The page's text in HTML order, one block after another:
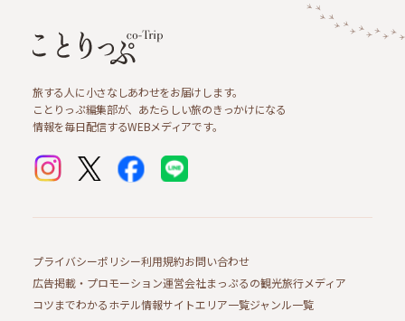
旅する人に小さなしあわせをお届けします。
ことりっぷ編集部が、あたらしい旅のきっかけになる
情報を毎日配信するWEBメディアです。
プライバシーポリシー利用規約お問い合わせ
広告掲載・プロモーション運営会社まっぷるの観光旅行メディア
コツまでわかるホテル情報サイトエリア一覧ジャンル一覧